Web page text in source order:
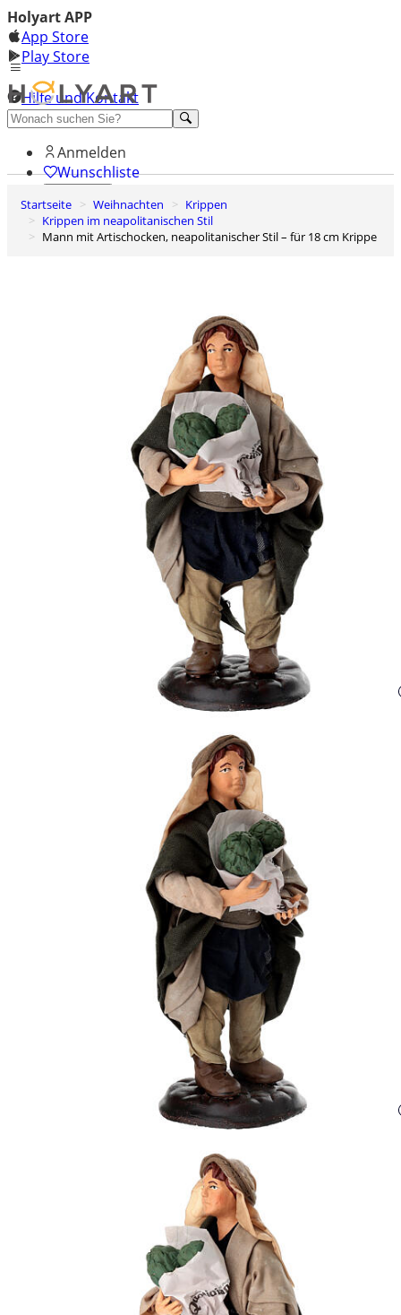
Holyart APP
App Store
Play Store
Hilfe und Kontakt
Entdecken Sie Premium
Anmelden
Wunschliste
0
Warenkorb
Startseite Weihnachten
Krippen
Krippen im neapolitanischen Stil
Mann mit Artischocken, neapolitanischer Stil – für 18 cm Krippe